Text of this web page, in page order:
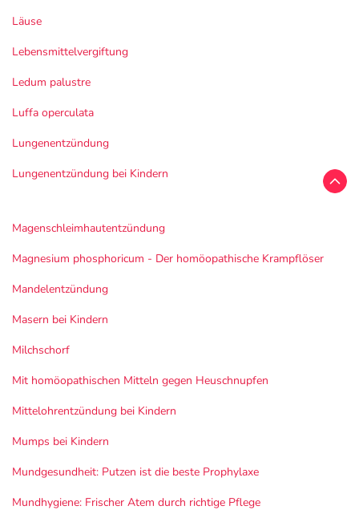
Läuse
Lebensmittelvergiftung
Ledum palustre
Luffa operculata
Lungenentzündung
Lungenentzündung bei Kindern
Magenschleimhautentzündung
Magnesium phosphoricum - Der homöopathische Krampflöser
Mandelentzündung
Masern bei Kindern
Milchschorf
Mit homöopathischen Mitteln gegen Heuschnupfen
Mittelohrentzündung bei Kindern
Mumps bei Kindern
Mundgesundheit: Putzen ist die beste Prophylaxe
Mundhygiene: Frischer Atem durch richtige Pflege